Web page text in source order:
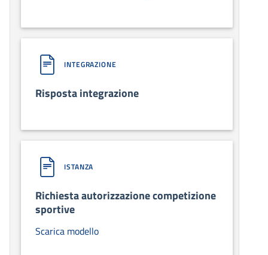
INTEGRAZIONE
Risposta integrazione
ISTANZA
Richiesta autorizzazione competizione
sportive
Scarica modello